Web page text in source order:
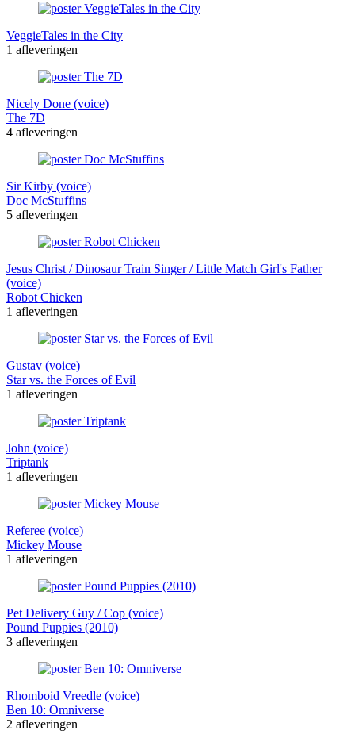
VeggieTales in the City
1 afleveringen
Nicely Done (voice)
The 7D
4 afleveringen
Sir Kirby (voice)
Doc McStuffins
5 afleveringen
Jesus Christ / Dinosaur Train Singer / Little Match Girl's Father
(voice)
Robot Chicken
1 afleveringen
Gustav (voice)
Star vs. the Forces of Evil
1 afleveringen
John (voice)
Triptank
1 afleveringen
Referee (voice)
Mickey Mouse
1 afleveringen
Pet Delivery Guy / Cop (voice)
Pound Puppies (2010)
3 afleveringen
Rhomboid Vreedle (voice)
Ben 10: Omniverse
2 afleveringen